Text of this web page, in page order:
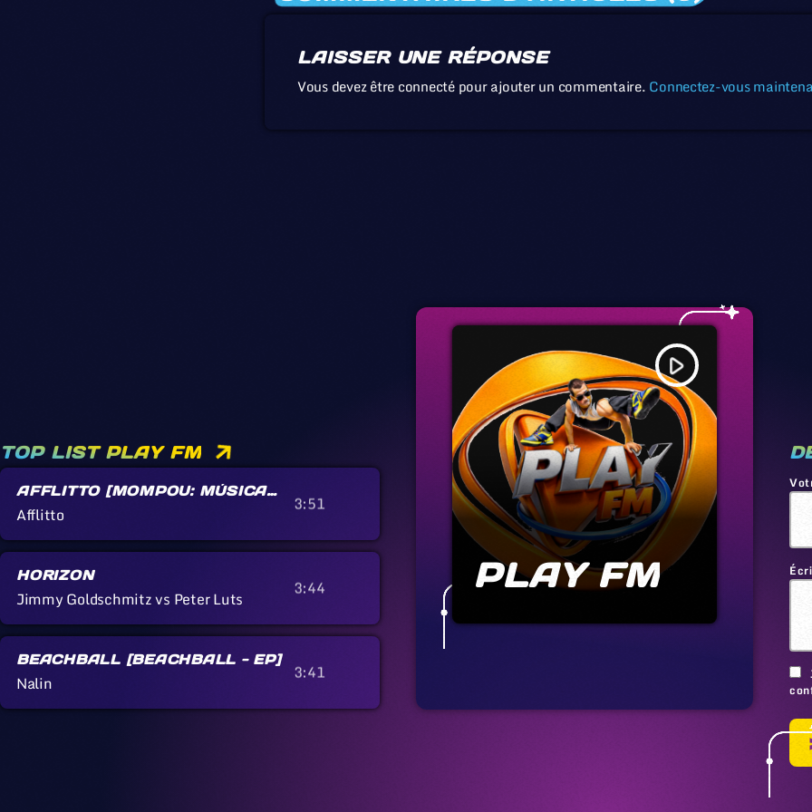
LAISSER UNE RÉPONSE
Vous devez être connecté pour ajouter un commentaire. Connectez-vous
TOP LIST PLAY FM
AFFLITTO [MOMPOU: MÚSICA
CALLADA]
Afflitto 3:51
HORIZON
Jimmy Goldschmitz vs Peter Luts 3:44
BEACHBALL [BEACHBALL - EP]
Nalin 3:41
play_arrow
PLAY FM